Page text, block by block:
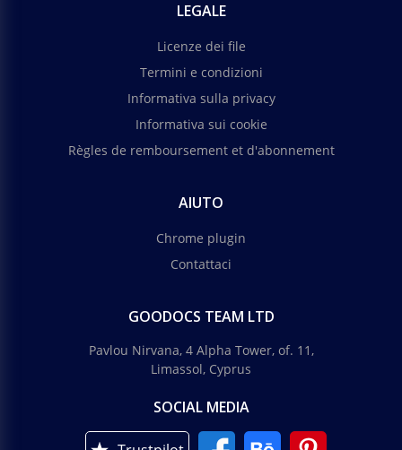
LEGALE
Licenze dei file
Termini e condizioni
Informativa sulla privacy
Informativa sui cookie
Règles de remboursement et d'abonnement
AIUTO
Chrome plugin
Contattaci
GOODOCS TEAM LTD
Pavlou Nirvana, 4 Alpha Tower, of. 11,
Limassol, Cyprus
SOCIAL MEDIA